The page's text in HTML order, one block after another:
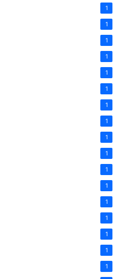
1
1
1
1
1
1
1
1
1
1
1
1
1
1
1
1
1